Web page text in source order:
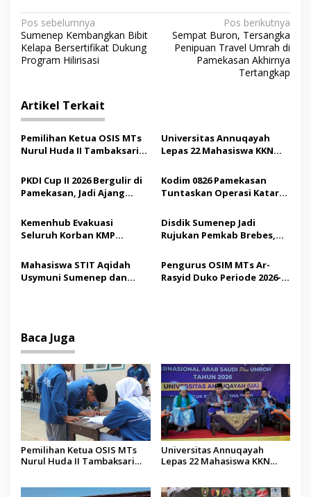
N
a
v
g
a
s
i
p
o
s
Pos sebelumnya
Sumenep Kembangkan Bibit
Kelapa Bersertifikat Dukung
Program Hilirisasi
Pos berikutnya
Sempat Buron, Tersangka
Penipuan Travel Umrah di
Pamekasan Akhirnya
Tertangkap
Artikel Terkait
Pemilihan Ketua OSIS MTs
Nurul Huda II Tambaksari
Demokrasi bagi Siswa
Universitas Annuqayah
Lepas 22 Mahasiswa KKN
Saudi
PKDI Cup II 2026 Bergulir di
Pamekasan, Jadi Ajang
Madura
Kodim 0826 Pamekasan
Tuntaskan Operasi Katarak
Tindakan Medis
Kemenhub Evakuasi
Seluruh Korban KMP
Operator Diaudit
Disdik Sumenep Jadi
Rujukan Pemkab Brebes,
Pendidikan Berbasis
Budaya
Mahasiswa STIT Aqidah
Usymuni Sumenep dan
Pengurus OSIM MTs Ar-
Rasyid Duko Periode 2026-
Baca Juga
Pemilihan Ketua OSIS MTs
Nurul Huda II Tambaksari
Universitas Annuqayah
Lepas 22 Mahasiswa KKN